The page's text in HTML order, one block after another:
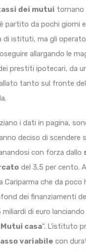
dei mutui tornano
partito da pochi giorni
di istituti, ma gli
allargando le
prestiti ipotecari, da
tanto sul fronte
i dati in pagina,
deciso di scendere
con forza dallo
del 3,5 per cento.
Cariparma che da poco
dei finanziamenti
di euro lanciando
casa“. L’istituto
variabile con